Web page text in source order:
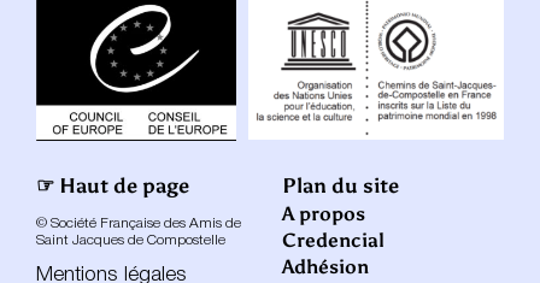
☞ Haut de page
© Société Française des Amis de
Saint Jacques de Compostelle
Mentions légales
Plan du site
A propos
Credencial
Adhésion